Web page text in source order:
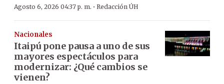
Agosto 6, 2026 04:37 p. m. · Redacción ÚH
Nacionales
Itaipú pone pausa a uno de sus
mayores espectáculos para
modernizar: ¿Qué cambios se
vienen?